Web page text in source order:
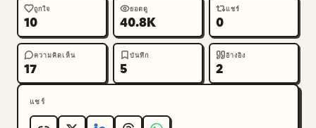
ถูกใจ
10
ยอดดู
40.8K
แชร์
0
ความคิดเห็น
17
บันทึก
5
อ้างอิง
2
แชร์